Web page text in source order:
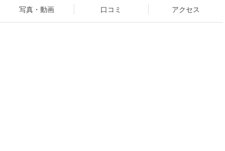
写真・動画 口コミ アクセス